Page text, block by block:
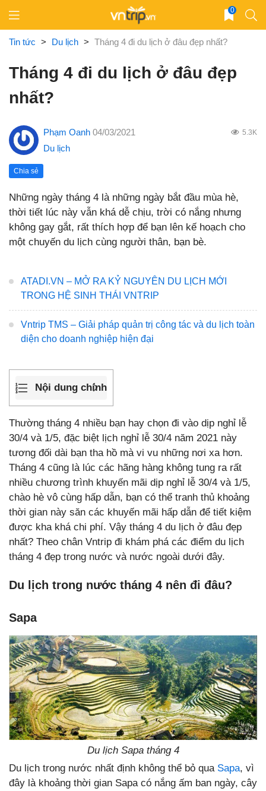
content
0
Tin tức > Du lịch > Tháng 4 đi du lịch ở đâu đẹp nhất?
Tháng 4 đi du lịch ở đâu đẹp
nhất?
Phạm Oanh 04/03/2021 5.3K
Du lịch
Chia sẻ
Những ngày tháng 4 là những ngày bắt đầu mùa hè,
thời tiết lúc này vẫn khá dễ chịu, trời có nắng nhưng
không gay gắt, rất thích hợp để bạn lên kế hoạch cho
một chuyến du lịch cùng người thân, bạn bè.
ATADI.VN – MỞ RA KỶ NGUYÊN DU LỊCH MỚI
TRONG HỆ SINH THÁI VNTRIP
Vntrip TMS – Giải pháp quản trị công tác và du lịch toàn
diện cho doanh nghiệp hiện đại
Nội dung chính
Thường tháng 4 nhiều bạn hay chọn đi vào dịp nghỉ lễ
30/4 và 1/5, đặc biệt lịch nghỉ lễ 30/4 năm 2021 này
tương đối dài bạn tha hồ mà vi vu những nơi xa hơn.
Tháng 4 cũng là lúc các hãng hàng không tung ra rất
nhiều chương trình khuyến mãi dịp nghỉ lễ 30/4 và 1/5,
chào hè vô cùng hấp dẫn, bạn có thể tranh thủ khoảng
thời gian này săn các khuyến mãi hấp dẫn để tiết kiệm
được kha khá chi phí. Vậy tháng 4 du lịch ở đâu đẹp
nhất? Theo chân Vntrip đi khám phá các điểm du lịch
tháng 4 đẹp trong nước và nước ngoài dưới đây.
Du lịch trong nước tháng 4 nên đi đâu?
Sapa
Du lịch Sapa tháng 4
Du lịch trong nước nhất định không thể bỏ qua Sapa, vì
đây là khoảng thời gian Sapa có nắng ấm ban ngày, cây